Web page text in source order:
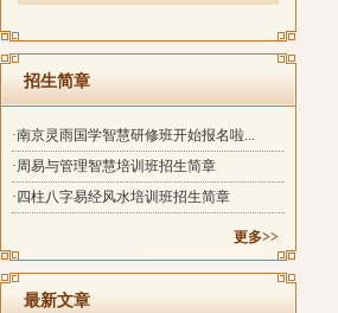
招生简章
·南京灵雨国学智慧研修班开始报名啦...
·周易与管理智慧培训班招生简章
·四柱八字易经风水培训班招生简章
更多>>
最新文章